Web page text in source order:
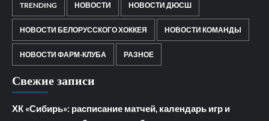
TRENDING НОВОСТИ НОВОСТИ ДЮСШ
НОВОСТИ БЕЛОРУССКОГО ХОККЕЯ НОВОСТИ КОМАНДЫ
НОВОСТИ ФАРМ-КЛУБА РАЗНОЕ
Свежие записи
ХК «Сибирь»: расписание матчей, календарь игр и